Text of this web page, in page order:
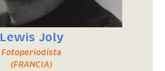
Lewis Joly
Fotoperiodista
(FRANCIA)